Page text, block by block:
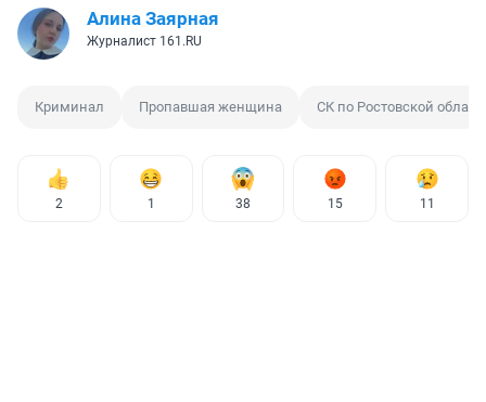
Алина Заярная
Журналист 161.RU
Криминал Пропавшая женщина СК по Ростовской
2 1 38 15 11